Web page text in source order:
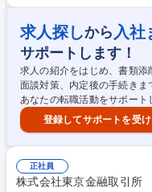
業務からお任せし少しずつ以
びクレジットカード業務に関
やガイドラインに基づく企画
修■個人情報漏えい案件への
ック、見直し■その他(文書チ
ルールチェック等） 募集職種 【コンプライアンス/メンバー】金融出身歓
迎/ATM13,500台の新銀行/リ
求人探しから 入社
サポートします！
求人の紹介をはじめ、書類添
面談対策、内定後の手続きま
あなたの転職活動をサポート
登録してサポートを受
正社員
株式会社東京金融取引所